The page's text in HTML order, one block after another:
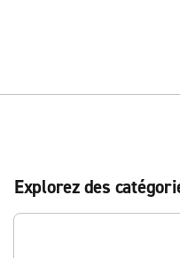
Explorez des